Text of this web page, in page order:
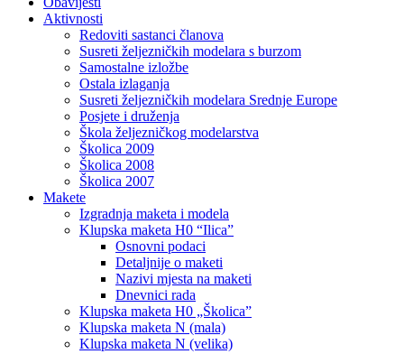
Aktivnosti
Redoviti sastanci članova
Susreti željezničkih modelara s burzom
Samostalne izložbe
Ostala izlaganja
Susreti željezničkih modelara Srednje Europe
Posjete i druženja
Škola željezničkog modelarstva
Školica 2009
Školica 2008
Školica 2007
Makete
Izgradnja maketa i modela
Klupska maketa H0 “Ilica”
Osnovni podaci
Detaljnije o maketi
Nazivi mjesta na maketi
Dnevnici rada
Klupska maketa H0 „Školica”
Klupska maketa N (mala)
Klupska maketa N (velika)